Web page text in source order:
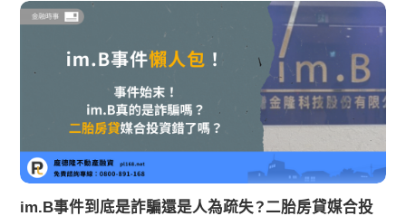
im.B事件到底是詐騙還是人為疏失？二胎房貸媒合投